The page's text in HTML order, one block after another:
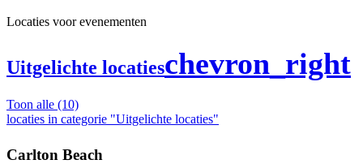
Locaties voor evenementen
Uitgelichte locatieschevron_right
Toon alle (10)
locaties in categorie "Uitgelichte locaties"
Carlton Beach